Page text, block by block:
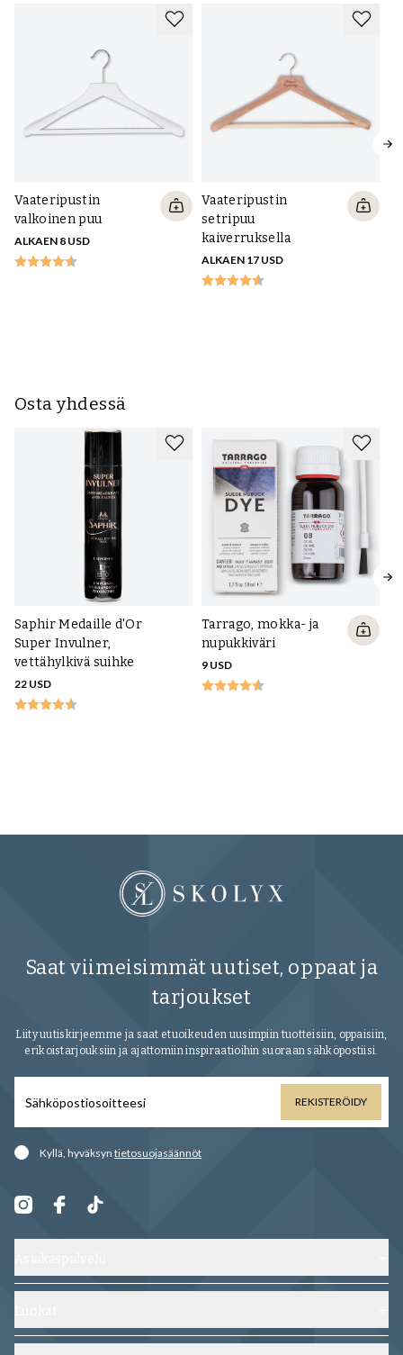
Vaateripustin
valkoinen puu
ALKAEN 8 USD
Vaateripustin
setripuu
kaiverruksella
ALKAEN 17 USD
Osta yhdessä
Saphir Medaille d'Or
Super Invulner,
vettähylkivä suihke
22 USD
Tarrago, mokka- ja
nupukkiväri
9 USD
Saat viimeisimmät uutiset, oppaat ja
tarjoukset
Liity uutiskirjeemme ja saat etuoikeuden uusimpiin tuotteisiin, oppaisiin,
erikoistarjouksiin ja ajattomiin inspiraatioihin suoraan sähköpostiisi.
REKISTERÖIDY
Kyllä, hyväksyn tietosuojasäännöt
Ota yhteyttä
Usein kysytyt kysymykset
Kengät